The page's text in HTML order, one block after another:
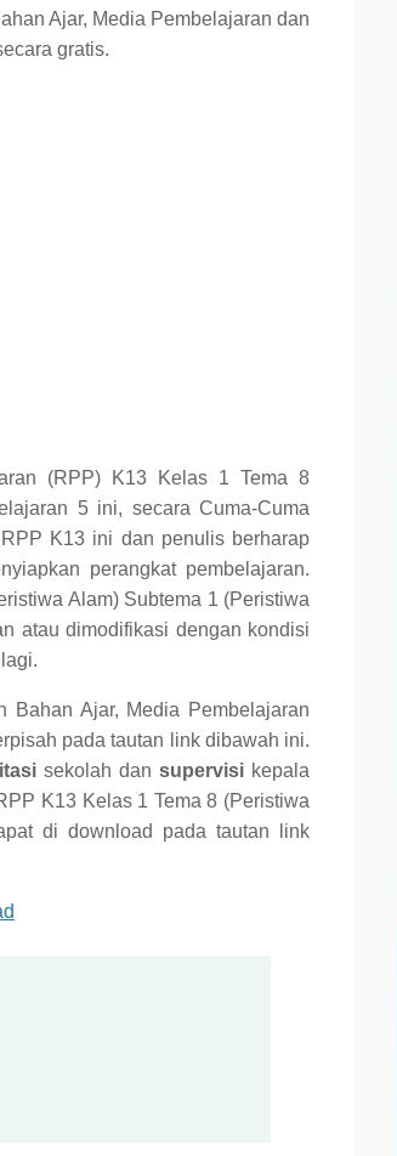
Ajar, Media Pembelajaran dan
gratis.
(RPP) K13 Kelas 1 Tema 8
5 ini, secara Cuma-Cuma
K13 ini dan penulis berharap
perangkat pembelajaran.
Alam) Subtema 1 (Peristiwa
atau dimodifikasi dengan kondisi
Bahan Ajar, Media Pembelajaran
pada tautan link dibawah ini.
sekolah dansupervisi kepala
K13 Kelas 1 Tema 8 (Peristiwa
di download pada tautan link